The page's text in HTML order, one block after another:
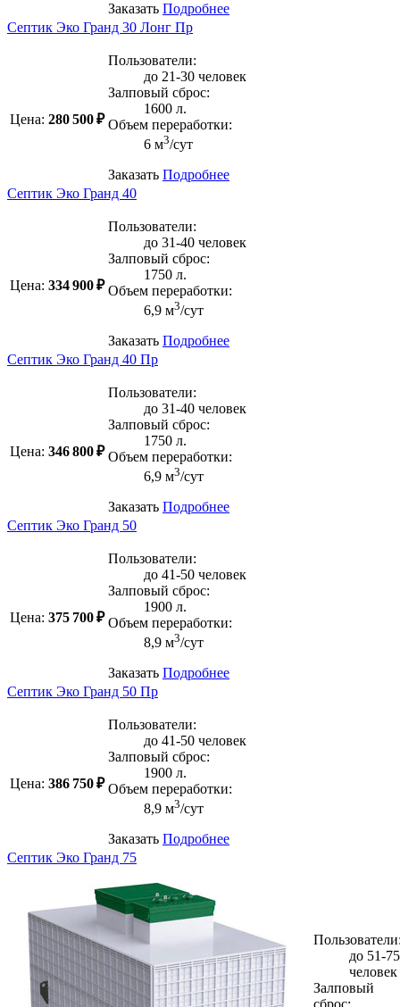
Заказать Подробнее
Септик Эко Гранд 30 Лонг Пр
Цена: 280 500 ₽
Пользователи:
до 21-30 человек
Залповый сброс:
1600 л.
Объем переработки:
6 м3/сут
Заказать Подробнее
Септик Эко Гранд 40
Цена: 334 900 ₽
Пользователи:
до 31-40 человек
Залповый сброс:
1750 л.
Объем переработки:
6,9 м3/сут
Заказать Подробнее
Септик Эко Гранд 40 Пр
Цена: 346 800 ₽
Пользователи:
до 31-40 человек
Залповый сброс:
1750 л.
Объем переработки:
6,9 м3/сут
Заказать Подробнее
Септик Эко Гранд 50
Цена: 375 700 ₽
Пользователи:
до 41-50 человек
Залповый сброс:
1900 л.
Объем переработки:
8,9 м3/сут
Заказать Подробнее
Септик Эко Гранд 50 Пр
Цена: 386 750 ₽
Пользователи:
до 41-50 человек
Залповый сброс:
1900 л.
Объем переработки:
8,9 м3/сут
Заказать Подробнее
Септик Эко Гранд 75
до 51-75
человек
Залповый
сброс: